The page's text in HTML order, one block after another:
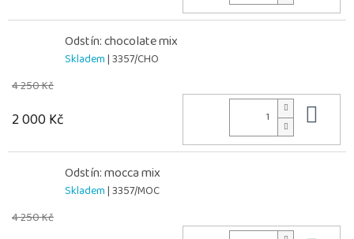
Odstín: chocolate mix
Skladem| 3357/CHO
4 250 Kč
2 000 Kč
Odstín: mocca mix
Skladem| 3357/MOC
4 250 Kč